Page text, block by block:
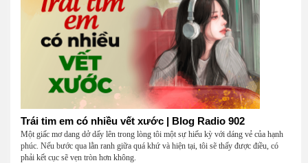
Trái tim em có nhiều vết xước | Blog Radio 902
Một giấc mơ dang dở dấy lên trong lòng tôi một sự hiếu kỳ với dáng vẻ của hạnh
phúc. Nếu bước qua lằn ranh giữa quá khứ và hiện tại, tôi sẽ thấy được điều, có
phải kết cục sẽ vẹn tròn hơn không.